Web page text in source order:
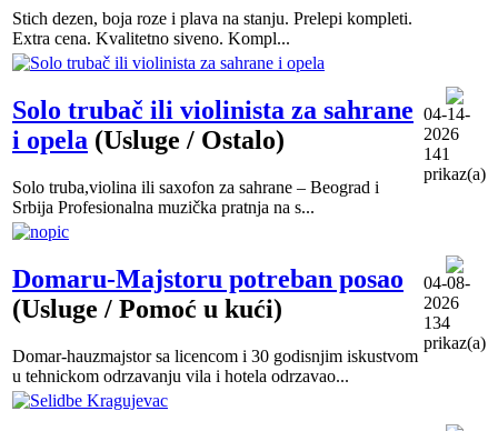
Stich dezen, boja roze i plava na stanju. Prelepi kompleti.
Extra cena. Kvalitetno siveno. Kompl...
Solo trubač ili violinista za sahrane
i opela (Usluge / Ostalo)
Solo truba,violina ili saxofon za sahrane – Beograd i
Srbija Profesionalna muzička pratnja na s...
04-14-
2026
141
prikaz(a)
Domaru-Majstoru potreban posao
(Usluge / Pomoć u kući)
Domar-hauzmajstor sa licencom i 30 godisnjim iskustvom
u tehnickom odrzavanju vila i hotela odrzavao...
04-08-
2026
134
prikaz(a)